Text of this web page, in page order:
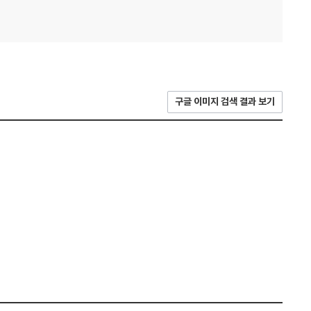
구글 이미지 검색 결과 보기